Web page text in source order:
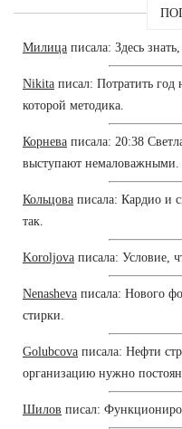
Милица писала: Здесь знать,
Nikita писал: Потратить год
которой методика.
Корнева писала: 20:38
выступают немаловажными.
Кольцова писала: Кардио и
так.
Koroljova писала: Условие,
Nenasheva писала: Нового
стирки.
Golubcova писала: Нефти
организацию нужно
Шилов писал: